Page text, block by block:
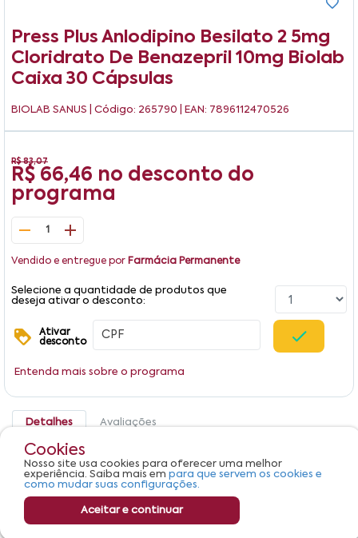
Press Plus Anlodipino Besilato 2 5mg
Cloridrato De Benazepril 10mg Biolab
Caixa 30 Cápsulas
BIOLAB SANUS | Código: 265790 | EAN: 7896112470526
R$ 83,07
R$ 66,46 no desconto do
programa
1
Vendido e entregue por Farmácia Permanente
Selecione a quantidade de produtos que
deseja ativar o desconto:
Ativar
desconto
Entenda mais sobre o programa
Detalhes Avaliações
Produto não apresenta descrição.
Cookies
Nosso site usa cookies para oferecer uma melhor
experiência. Saiba mais em para que servem os cookies e
como mudar suas configurações.
Aceitar e continuar